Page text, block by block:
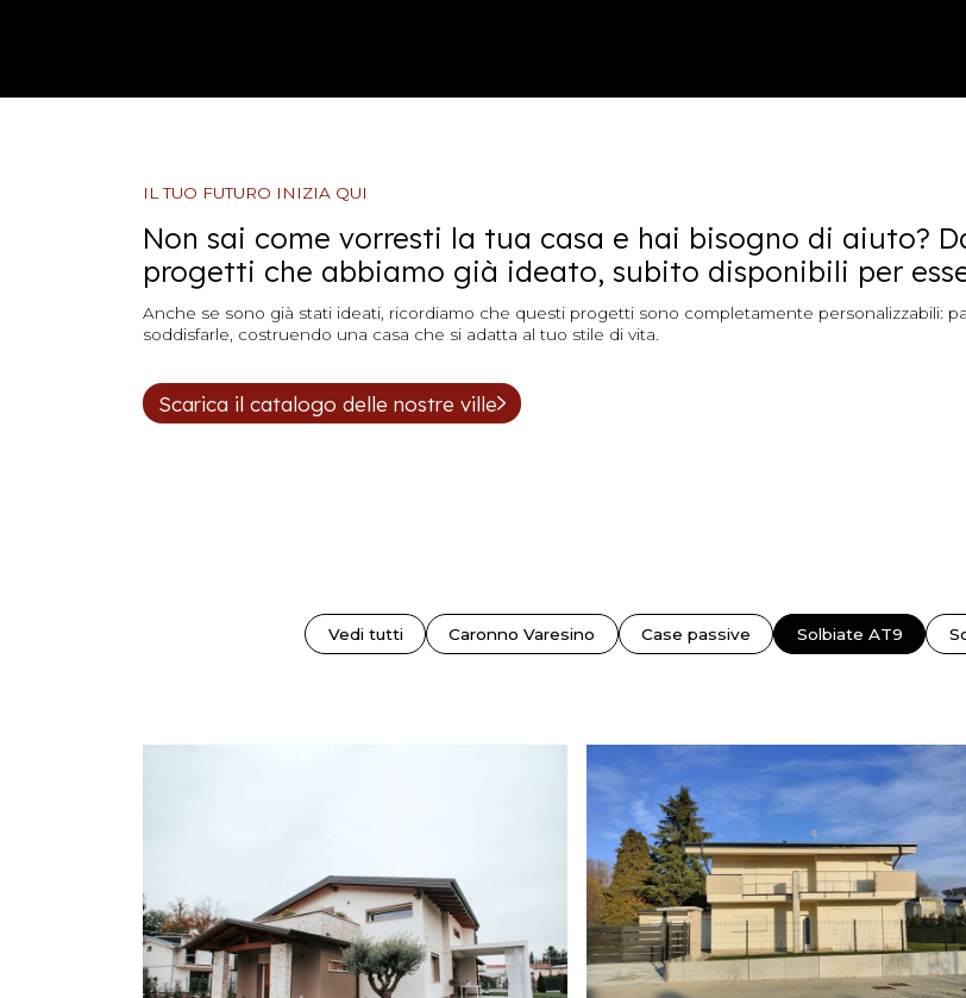
IL TUO FUTURO INIZIA QUI
Non sai come vorresti la tua casa e hai bisogno di aiuto?
progetti che abbiamo già ideato, subito disponibili per
Anche se sono già stati ideati, ricordiamo che questi progetti sono completamente personalizzabili:
soddisfarle, costruendo una casa che si adatta al tuo stile di vita.
Scarica il catalogo delle nostre ville
Vedi tutti Caronno Varesino Case passive Solbiate AT9